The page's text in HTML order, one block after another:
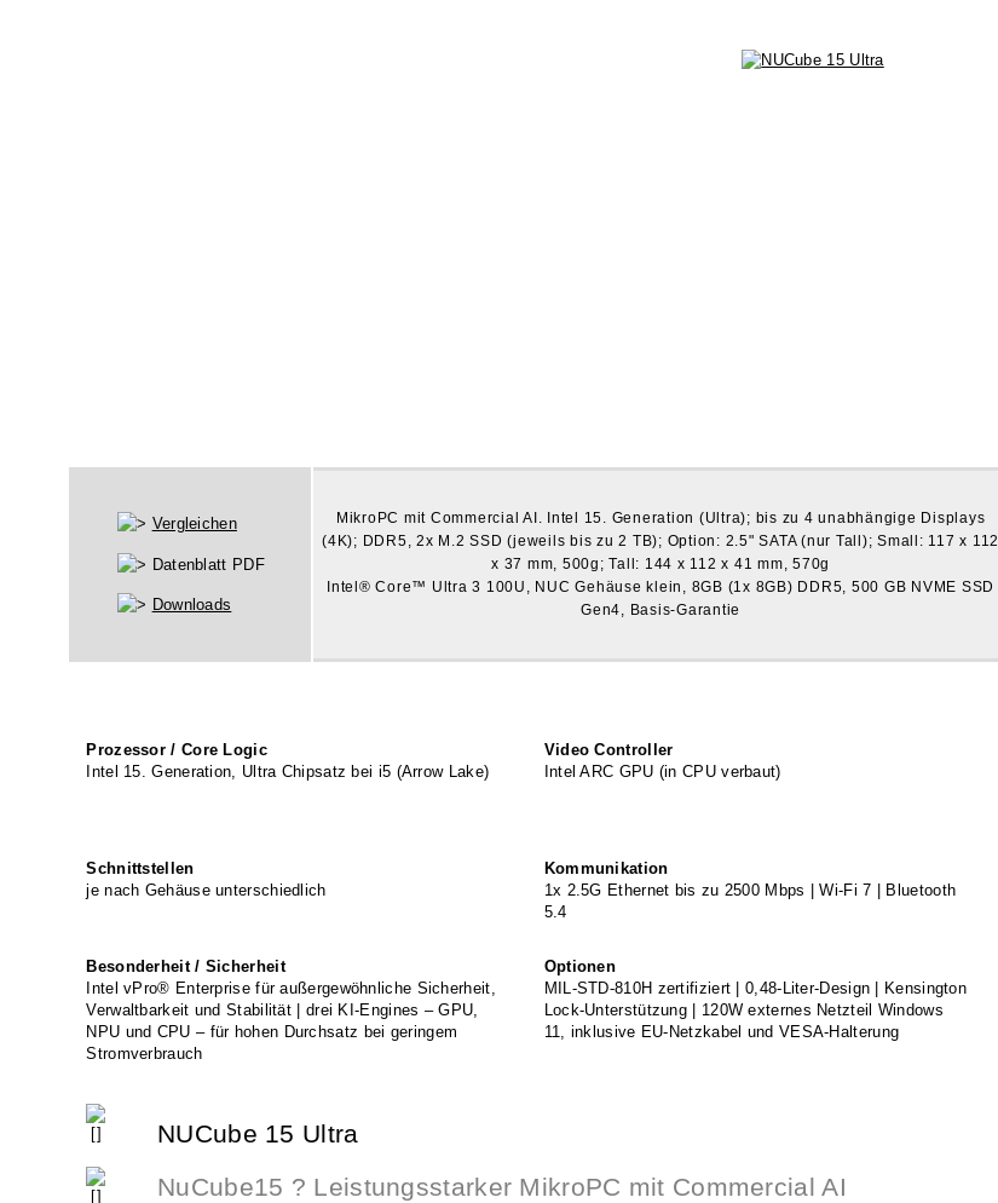
Vergleichen
Datenblatt PDF
Downloads
MikroPC mit Commercial AI. Intel 15. Generation (Ultra); bis zu 4 unabhängige Displays
(4K); DDR5, 2x M.2 SSD (jeweils bis zu 2 TB); Option: 2.5" SATA (nur Tall); Small: 117 x 112
x 37 mm, 500g; Tall: 144 x 112 x 41 mm, 570g
Intel® Core™ Ultra 3 100U, NUC Gehäuse klein, 8GB (1x 8GB) DDR5, 500 GB NVME SSD
Gen4, Basis-Garantie
Prozessor / Core Logic
Intel 15. Generation, Ultra Chipsatz bei i5 (Arrow Lake)
Video Controller
Intel ARC GPU (in CPU verbaut)
Schnittstellen
je nach Gehäuse unterschiedlich
Kommunikation
1x 2.5G Ethernet bis zu 2500 Mbps | Wi-Fi 7 | Bluetooth
5.4
Besonderheit / Sicherheit
Intel vPro® Enterprise für außergewöhnliche Sicherheit,
Verwaltbarkeit und Stabilität | drei KI-Engines – GPU,
NPU und CPU – für hohen Durchsatz bei geringem
Stromverbrauch
Optionen
MIL-STD-810H zertifiziert | 0,48-Liter-Design | Kensington
Lock-Unterstützung | 120W externes Netzteil Windows
11, inklusive EU-Netzkabel und VESA-Halterung
NUCube 15 Ultra
NuCube15 ? Leistungsstarker MikroPC mit Commercial AI